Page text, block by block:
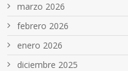
marzo 2026
febrero 2026
enero 2026
diciembre 2025